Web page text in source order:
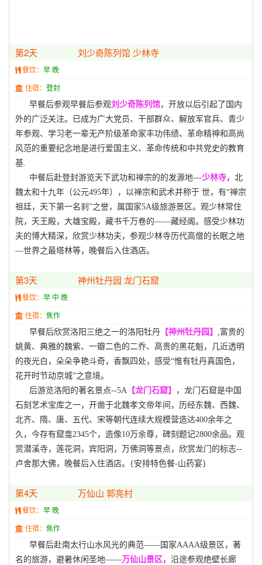
第2天 刘少奇陈列馆 少林寺
餐饮： 早 晚
住宿： 登封
早餐后参观早餐后参观刘少奇陈列馆，开放以后引起了国内
外的广泛关注。已成为广大党员、干部群众、解放军官兵、青少
年参观、学习老一辈无产阶级革命家丰功伟绩、革命精神和高尚
风范的重要纪念地是进行爱国主义、革命传统和中共党史的教育
基.
中餐后赴登封游览天下武功和禅宗的的发源地---少林寺，北
魏太和十九年（公元495年），以禅宗和武术并称于 世，有“禅宗
祖廷，天下第一名刹”之誉，属国家5A级旅游景区。观少林常住
院，天王殿，大雄宝殿，藏书千万卷的——藏经阁。感受少林功
夫的博大精深，欣赏少林功夫，参观少林寺历代高僧的长眠之地
—世界之最塔林等，晚餐后入住酒店。
第3天 神州牡丹园 龙门石窟
餐饮： 早 中 晚
住宿： 焦作
早餐后欣赏洛阳三绝之一的洛阳牡丹 【神州牡丹园】
,富贵的
姚黄、典雅的魏紫、一瓣二色的二乔、高贵的黑花魁，几近透明
的夜光白，朵朵争艳斗奇，香飘四处，感受“惟有牡丹真国色，
花开时节动京城”之意境。
后游览洛阳的著名景点--5A 【龙门石窟】
，龙门石窟是中国
石刻艺术宝库之一，开凿于北魏孝文帝年间，历经东魏、西魏、
北齐、隋、唐、五代、宋等朝代连续大规模营造达400余年之
久，今存有窟龛2345个，造像10万余尊，碑刻题记2800余品。观
赏潜溪寺，莲花洞，宾阳洞，万佛洞等景点，欣赏龙门的标志--
卢舍那大佛，晚餐后入住酒店。{安排特色餐-山药宴}
第4天 万仙山 郭亮村
餐饮： 早 晚
住宿： 焦作
早餐后赴南太行山水风光的典范——国家AAAA级景区，著
名的旅游，避暑休闲圣地——万仙山景区，沿途参观绝壁长廊